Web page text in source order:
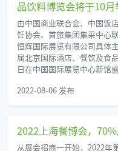
品饮料博览会将于10月
由中国商业联合会、中国饭
饪协会、首旅集团集采中心
恒辉国际展览有限公司具体
届北京国际酒店、餐饮及食
日在中国国际展览中心新馆
2022-08-06 发布
2022上海餐博会，
从展会招商一开始，2022年